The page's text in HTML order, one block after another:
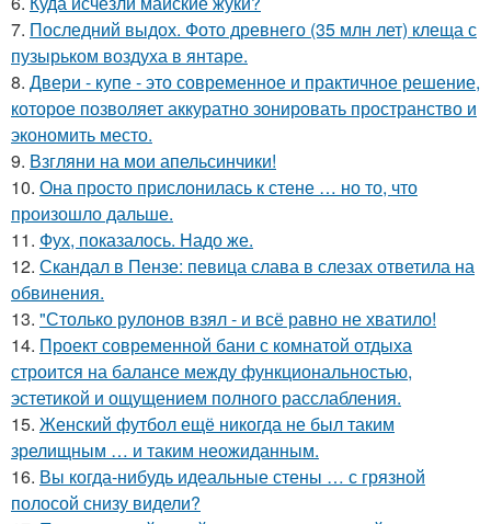
7. Последний выдох. Фото древнего (35 млн лет) клеща с
пузырьком воздуха в янтаре.
8. Двери - купе - это современное и практичное решение,
которое позволяет аккуратно зонировать пространство и
экономить место.
9. Взгляни на мои апельсинчики!
10. Она просто прислонилась к стене … но то, что
произошло дальше.
11. Фух, показалось. Надо же.
12. Скандал в Пензе: певица слава в слезах ответила на
обвинения.
13. "Столько рулонов взял - и всё равно не хватило!
14. Проект современной бани с комнатой отдыха
строится на балансе между функциональностью,
эстетикой и ощущением полного расслабления.
15. Женский футбол ещё никогда не был таким
зрелищным … и таким неожиданным.
16. Вы когда-нибудь идеальные стены … с грязной
полосой снизу видели?